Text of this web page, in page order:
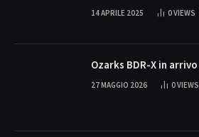
14 APRILE 2025 0VIEWS
Ozarks BDR-X in arrivo
27 MAGGIO 2026 0VIEWS